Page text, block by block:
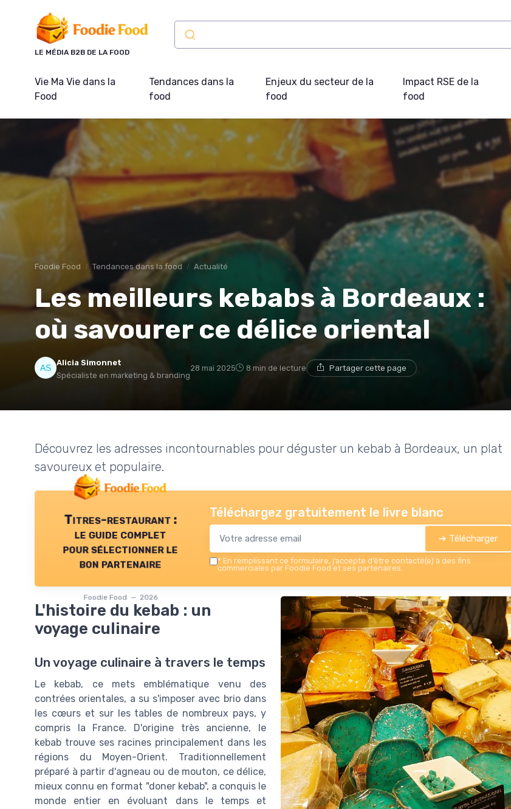
LE MÉDIA B2B DE LA FOOD
Vie Ma Vie dans la
Food
Tendances dans la
food
Enjeux du secteur de la
food
Impact RSE de la
food
Foodie Food Tendances dans la food Actualité
Les meilleurs kebabs à Bordeaux :
où savourer ce délice oriental
Alicia Simonnet
Spécialiste en marketing & branding
28 mai 2025 8 min de lecture Partager cette page
Découvrez les adresses incontournables pour déguster un kebab à Bordeaux, un plat
savoureux et populaire.
Titres-restaurant :
le guide complet
pour sélectionner le
bon partenaire
Foodie Food — 2026
Téléchargez gratuitement le livre blanc
➔ Télécharger
* En remplissant ce formulaire, j’accepte d’être contacté(e) à des fins
commerciales par Foodie Food et ses partenaires.
L'histoire du kebab : un
voyage culinaire
Un voyage culinaire à travers le temps
Le kebab, ce mets emblématique venu des
contrées orientales, a su s'imposer avec brio dans
les cœurs et sur les tables de nombreux pays, y
compris la France. D'origine très ancienne, le
kebab trouve ses racines principalement dans les
régions du Moyen-Orient. Traditionnellement
préparé à partir d'agneau ou de mouton, ce délice,
mieux connu en format "doner kebab", a conquis le
monde entier en évoluant dans le temps et